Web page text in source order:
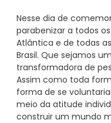
Nesse dia de
parabenizar a todos
Atlântica e de todas
Brasil. Que sejamos
transformadora de
Assim como toda
forma de se
meio da atitude
construir um mundo